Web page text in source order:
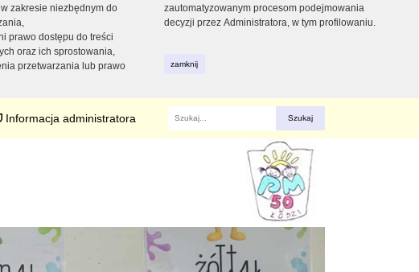
zakresie niezbędnym do
prawo dostępu do treści
oraz ich sprostowania,
przetwarzania lub prawo
zautomatyzowanym procesom podejmowania
decyzji przez Administratora, w tym profilowaniu.
zamknij
Informacja administratora
Fraza